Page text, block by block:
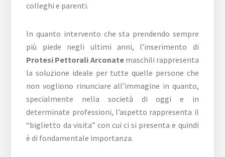
colleghi e parenti.
In quanto intervento che sta prendendo sempre
più piede negli ultimi anni, l’inserimento di
Protesi Pettorali Arconatemaschili rappresenta
la soluzione ideale per tutte quelle persone che
non vogliono rinunciare all’immagine in quanto,
specialmente nella società di oggi e in
determinate professioni, l’aspetto rappresenta il
“biglietto da visita” con cui ci si presenta e quindi
è di fondamentale importanza.